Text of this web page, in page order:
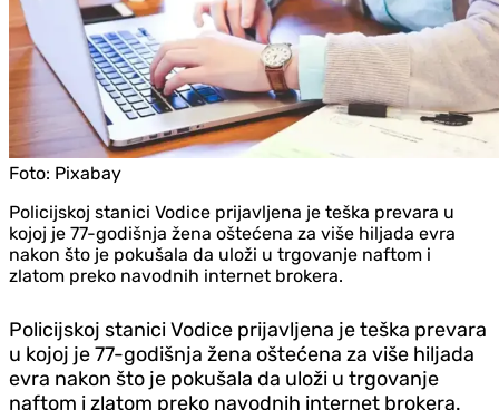
Foto: Pixabay
Policijskoj stanici Vodice prijavljena je teška prevara u
kojoj je 77-godišnja žena oštećena za više hiljada evra
nakon što je pokušala da uloži u trgovanje naftom i
zlatom preko navodnih internet brokera.
Policijskoj stanici Vodice prijavljena je teška prevara
u kojoj je 77-godišnja žena oštećena za više hiljada
evra nakon što je pokušala da uloži u trgovanje
naftom i zlatom preko navodnih internet brokera.